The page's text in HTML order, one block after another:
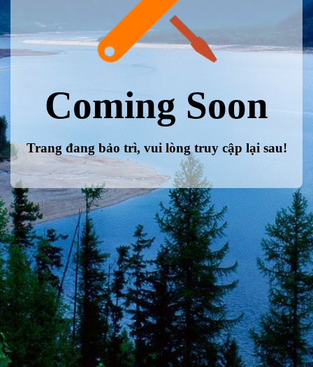
Coming Soon
Trang đang bảo trì, vui lòng truy cập lại sau!